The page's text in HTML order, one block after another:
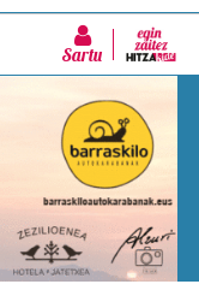
Sartu